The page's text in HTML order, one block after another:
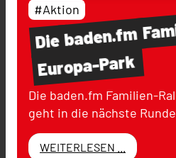
Diebaden.fm
Europa-Park
#Aktion
Die baden.fm Familien-
geht in die nächste
WEITERLESEN ...